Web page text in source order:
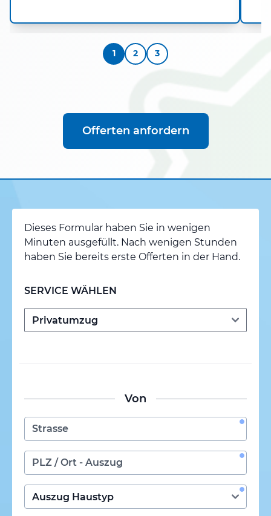
1 2 3
Offerten anfordern
Dieses Formular haben Sie in wenigen
Minuten ausgefüllt. Nach wenigen Stunden
haben Sie bereits erste Offerten in der Hand.
SERVICE WÄHLEN
Von